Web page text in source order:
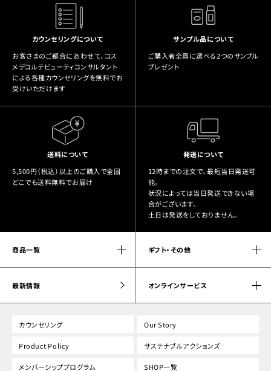
カウンセリングについて
お客さまのご都合にあわせて、コス
メデコルテビューティコンサルタント
による各種カウンセリングを無料でお
受けいただけます
サンプル品について
ご購入者全員に選べる2つのサンプル
プレゼント
送料について
5,500円（税込）以上のご購入で全国
どこでも送料無料でお届け
発送について
12時までの注文で、最短当日発送可
能。
状況によっては当日発送できない場
合がございます。
土日は発送をしておりません。
商品一覧 ギフト・その他
最新情報 オンラインサービス
カウンセリング Our Story
Product Policy サステナブルアクションズ
メンバーシッププログラム SHOP一覧